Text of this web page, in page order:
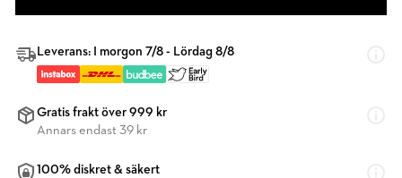
Leverans: I morgon 7/8 - Lördag 8/8
Gratis frakt över 999 kr
Annars endast 39 kr
100% diskret & säkert